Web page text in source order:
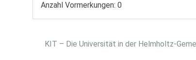
Anzahl Vormerkungen: 0
KIT – Die Universität in der Helmholtz-